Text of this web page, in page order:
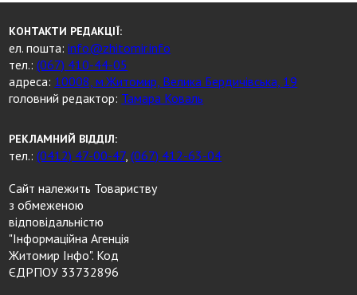
КОНТАКТИ РЕДАКЦІЇ:
ел. пошта:info@zhitomir.info
тел.:(067) 410-44-05
адреса: 10008, м.Житомир, Велика Бердичівська, 19
головний редактор: Тамара Коваль
РЕКЛАМНИЙ ВІДДІЛ:
тел.:(0412) 47-00-47,(067) 412-63-04
Сайт належить Товариству
з обмеженою
відповідальністю
"Інформаційна Агенція
Житомир Інфо". Код
ЄДРПОУ 33732896